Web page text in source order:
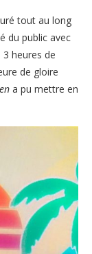
tout au long
du public avec
heures de
de gloire
a pu mettre en